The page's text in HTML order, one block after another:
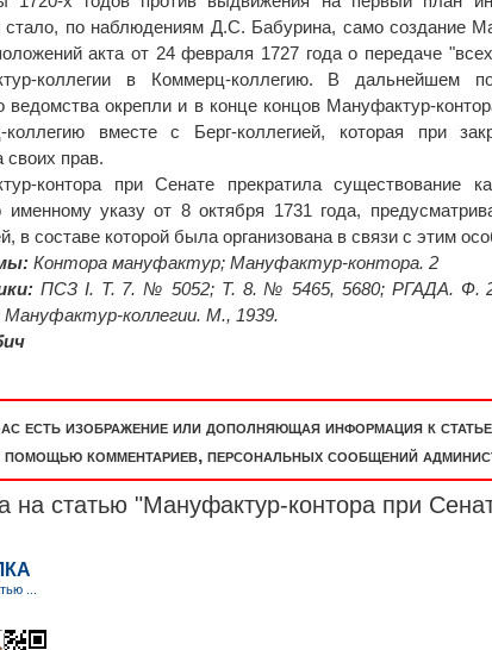
стало, по наблюдениям Д.С. Бабурина, само создание
акта от 24 февраля 1727 года о передаче
коллегии в Коммерц-коллегию. В дальнейшем
ведомства окрепли и в конце концов Мануфактур-
коллегию вместе с Берг-коллегией, которая при
своих прав.
контора при Сенате прекратила существование
именному указу от 8 октября 1731 года,
в составе которой была организована в связи с этим
Контора мануфактур; Мануфактур-контора. 2
ПСЗ I. Т. 7. № 5052; Т. 8. № 5465, 5680; РГАДА. Ф.
коллегии. М., 1939.
есть изображение или дополняющая информация к
комментариев, персональных сообщений
на статью "Мануфактур-контора при